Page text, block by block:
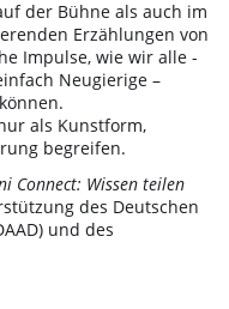
der Bühne als auch im
Erzählungen von
Impulse, wie wir alle -
Neugierige –
als Kunstform,
begreifen.
Connect: Wissen teilen
des Deutschen
und des